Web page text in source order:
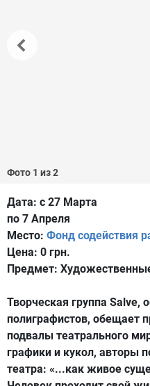
Фото 1 из 2
Дата: с 27 Марта
по 7 Апреля
Место: Фонд содействия
Цена: 0 грн.
Предмет:
Творческая группа
полиграфистов, обещает
подвалы театрального
графики и кукол, авторы
театра: «...как живое